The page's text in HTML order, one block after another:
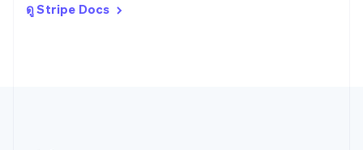
ดู Stripe Docs
ItalianoEnglish